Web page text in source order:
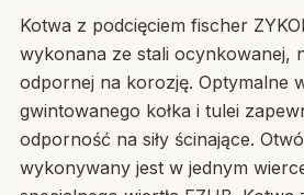
Kotwa z podcięciem fischer
wykonana ze stali ocynkowanej,
odpornej na korozję. Optymalne
gwintowanego kołka i tulei
odporność na siły ścinające.
wykonywany jest w jednym